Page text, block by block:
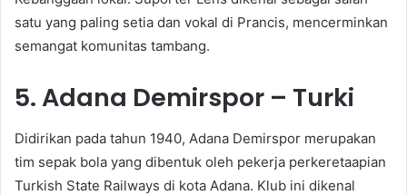
satu yang paling setia dan vokal di Prancis, mencerminkan
semangat komunitas tambang.
5. Adana Demirspor – Turki
Didirikan pada tahun 1940, Adana Demirspor merupakan
tim sepak bola yang dibentuk oleh pekerja perkeretaapian
Turkish State Railways di kota Adana. Klub ini dikenal